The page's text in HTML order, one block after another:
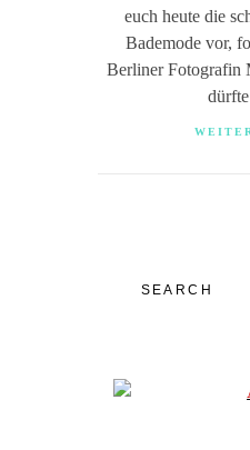
euch heute die
Bademode vor,
Berliner Fotografin